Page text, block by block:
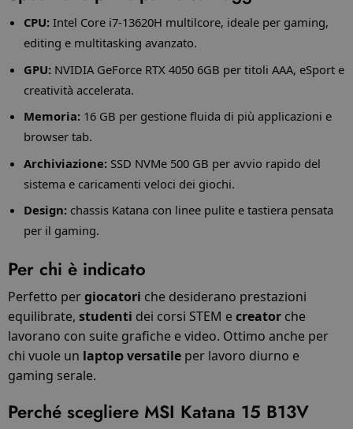
CPU: Intel Core i7-13620H multilcore, ideale per gaming,
editing e multitasking avanzato.
GPU: NVIDIA GeForce RTX 4050 6GB per titoli AAA, eSport e
creatività accelerata.
Memoria: 16 GB per gestione fluida di più applicazioni e
browser tab.
Archiviazione: SSD NVMe 500 GB per avvio rapido del
sistema e caricamenti veloci dei giochi.
Design: chassis Katana con linee pulite e tastiera pensata
per il gaming.
Per chi è indicato
Perfetto pergiocatori che desiderano prestazioni
equilibrate, studenti dei corsi STEM ecreator che
lavorano con suite grafiche e video. Ottimo anche per
chi vuole un laptop versatile per lavoro diurno e
gaming serale.
Perché scegliere MSI Katana 15 B13V